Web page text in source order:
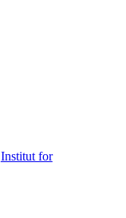
Institut for